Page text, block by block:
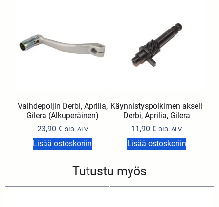
Vaihdepoljin Derbi, Aprilia,
Gilera (Alkuperäinen)
23,90 € SIS. ALV
Lisää ostoskoriin
Käynnistyspolkimen akseli
Derbi, Aprilia, Gilera
11,90€ SIS. ALV
Lisää ostoskoriin
Tutustu myös